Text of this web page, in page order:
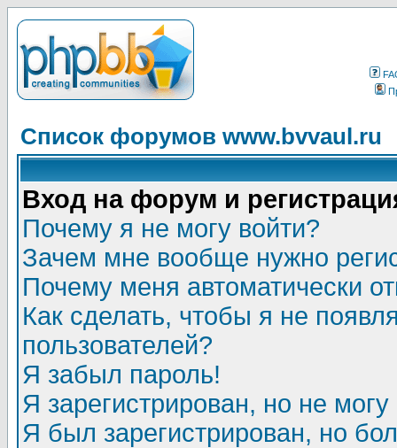
Список форумов www.bvvaul.ru
Вход на форум и
Почему я не могу войти?
Зачем мне вообще нужно
Почему меня автоматически
Как сделать, чтобы я не
пользователей?
Я забыл пароль!
Я зарегистрирован, но не могу
Я был зарегистрирован, но